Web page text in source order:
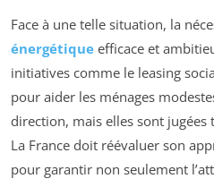
Face à une telle situation, la
énergétique efficace et
initiatives comme le leasing
pour aider les ménages
direction, mais elles sont
La France doit réévaluer son
pour garantir non seulement